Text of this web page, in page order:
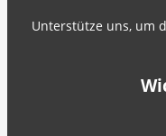
Unterstütze uns, um